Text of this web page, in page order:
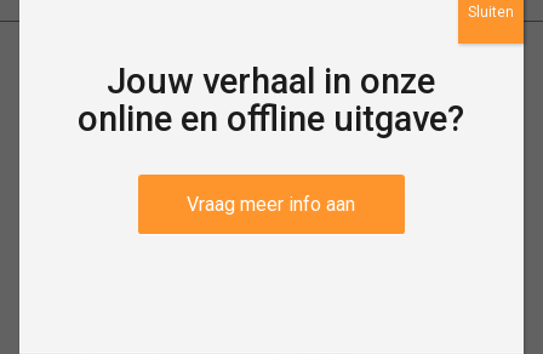
NieuwsJouw verhaal in onze
online en offline uitgave?
Vraag meer info aan
Sluiten